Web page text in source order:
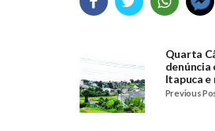
Quarta
Itapuca e
Previous